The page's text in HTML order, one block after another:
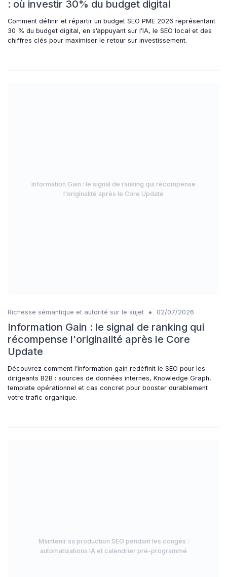
: où investir 30% du budget digital
Comment définir et répartir un budget SEO PME 2026 représentant
30 % du budget digital, en s’appuyant sur l’IA, le SEO local et des
chiffres clés pour maximiser le retour sur investissement.
Information Gain : le signal de ranking qui récompense
l'originalité après le Core Update
Richesse sémantique et autorité sur le sujet • 02/07/2026
Information Gain : le signal de ranking qui
récompense l'originalité après le Core
Update
Découvrez comment l’information gain redéfinit le SEO pour les
dirigeants B2B : sources de données internes, Knowledge Graph,
template opérationnel et cas concret pour booster durablement
votre trafic organique.
Maintenir sa production SEO pendant les congés :
automatisations IA et calendrier pré-programmé